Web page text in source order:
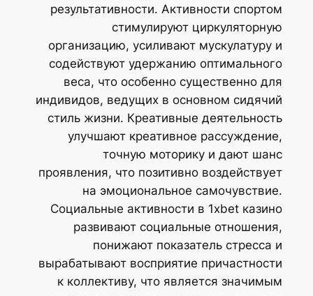
результативности. Активности спортом
стимулируют циркуляторную
организацию, усиливают мускулатуру и
содействуют удержанию оптимального
веса, что особенно существенно для
индивидов, ведущих в основном сидячий
стиль жизни. Креативные деятельность
улучшают креативное рассуждение,
точную моторику и дают шанс
проявления, что позитивно воздействует
на эмоциональное самочувствие.
Социальные активности в 1xbet казино
развивают социальные отношения,
понижают показатель стресса и
вырабатывают восприятие причастности
к коллективу, что является значимым